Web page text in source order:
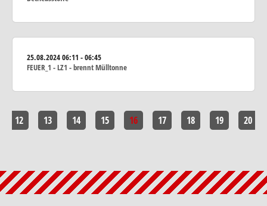
25.08.202406:11 - 06:45
FEUER_1 - LZ1 - brennt Mülltonne
12 13 14 15 16 17 18 19 20